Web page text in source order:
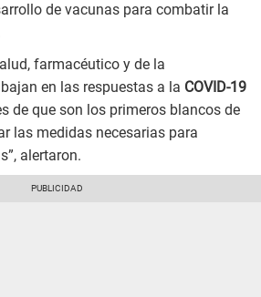
de vacunas para combatir la
farmacéutico y de la
en las respuestas a la COVID-19
de que son los primeros blancos de
las medidas necesarias para
alertaron.